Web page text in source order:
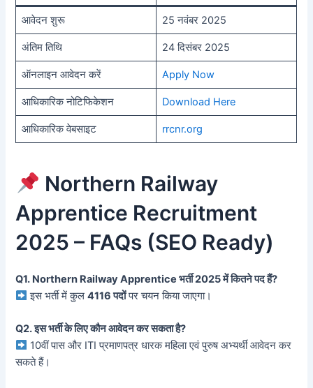
आवेदन शुरू 25 नवंबर 2025
अंतिम तिथि 24 दिसंबर 2025
ऑनलाइन आवेदन करें Apply Now
आधिकारिक नोटिफिकेशन Download Here
आधिकारिक वेबसाइट rrcnr.org
Northern Railway
Apprentice Recruitment
2025 – FAQs (SEO Ready)
Q1. Northern Railway Apprentice भर्ती 2025 में कितने पद हैं?
इस भर्ती में कुल4116 पदोंपर चयन किया जाएगा।
Q2. इस भर्ती के लिए कौन आवेदन कर सकता है?
10वीं पास और ITI प्रमाणपत्र धारक महिला एवं पुरुष अभ्यर्थी आवेदन कर
सकते हैं।